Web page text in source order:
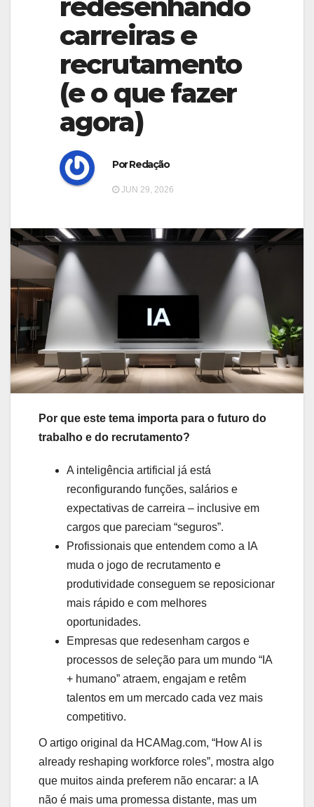
redesenhando
carreiras e
recrutamento
(e o que fazer
agora)
Por Redação
JUN 29, 2026
Por que este tema importa para o futuro do
trabalho e do recrutamento?
A inteligência artificial já está
reconfigurando funções, salários e
expectativas de carreira – inclusive em
cargos que pareciam “seguros”.
Profissionais que entendem como a IA
muda o jogo de recrutamento e
produtividade conseguem se reposicionar
mais rápido e com melhores
oportunidades.
Empresas que redesenham cargos e
processos de seleção para um mundo “IA
+ humano” atraem, engajam e retêm
talentos em um mercado cada vez mais
competitivo.
O artigo original da HCAMag.com, “How AI is
already reshaping workforce roles”, mostra algo
que muitos ainda preferem não encarar: a IA
não é mais uma promessa distante, mas um